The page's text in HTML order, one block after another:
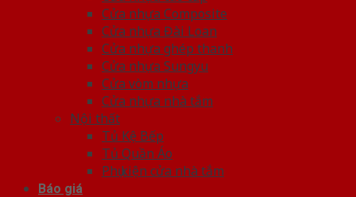
Cửa nhựa Composite
Cửa nhựa Đài Loan
Cửa nhựa ghép thanh
Cửa nhựa Sungyu
Cửa vòm nhựa
Cửa nhựa nhà tắm
Nội thất
Tủ Kệ Bếp
Tủ Quần Áo
Phụ kiện cửa nhà tắm
Báo giá